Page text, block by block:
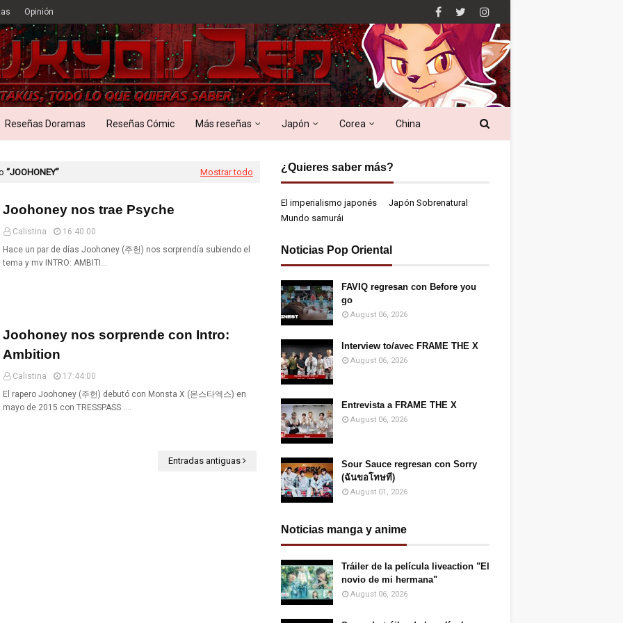
Opinión
Reseñas Doramas Reseñas Cómic Más reseñas Japón Corea China
JOOHONEY Mostrar todo
Joohoney nos trae Psyche
Calistina
16:40:00
Hace un par de días Joohoney (주헌) nos sorprendía subiendo el
tema y mv INTRO: AMBITI…
Joohoney nos sorprende con Intro:
Ambition
Calistina
17:44:00
El rapero Joohoney (주헌) debutó con Monsta X (몬스타엑스) en
mayo de 2015 con TRESSPASS .…
Entradas antiguas
¿Quieres saber más?
El imperialismo japonés
Japón Sobrenatural
Mundo samurái
Noticias Pop Oriental
FAVIQ regresan con Before you
go
August 06, 2026
Interview to/avec FRAME THE X
August 06, 2026
Entrevista a FRAME THE X
August 06, 2026
Sour Sauce regresan con Sorry
(ฉันขอโทษที)
August 01, 2026
Noticias manga y anime
Tráiler de la película liveaction "El
novio de mi hermana"
August 06, 2026